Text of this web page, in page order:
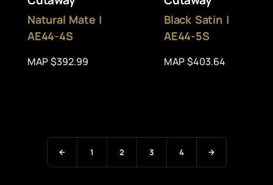
Natural Mate |
AE44-4S
MAP $392.99
Black Satin |
AE44-5S
MAP $403.64
1 2 3 4